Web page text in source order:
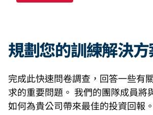
規劃您的訓練解決
完成此快速問卷調查，回答一些有
求的重要問題。 我們的團隊成員將
如何為貴公司帶來最佳的投資回報。